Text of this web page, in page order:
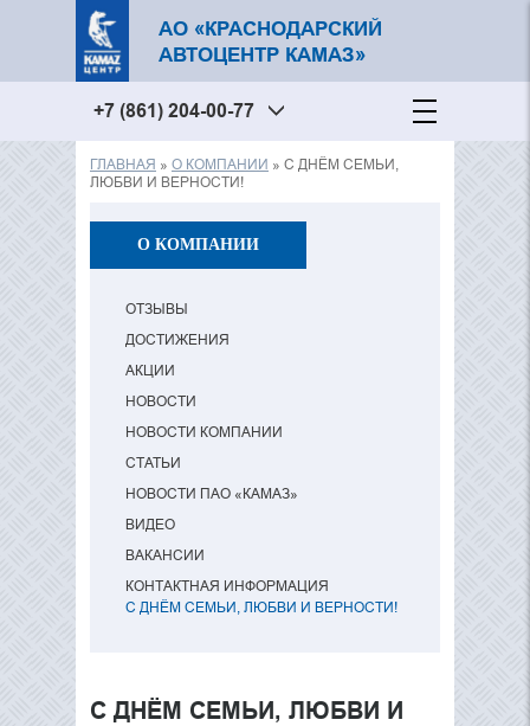
+7 (861) 204-00-77
АО «КРАСНОДАРСКИЙ
АВТОЦЕНТР КАМАЗ»
Вы здесь
ГЛАВНАЯ » О КОМПАНИИ » С ДНЁМ СЕМЬИ,
ЛЮБВИ И ВЕРНОСТИ!
О КОМПАНИИ
ОТЗЫВЫ
ДОСТИЖЕНИЯ
АКЦИИ
НОВОСТИ
НОВОСТИ КОМПАНИИ
СТАТЬИ
НОВОСТИ ПАО «КАМАЗ»
ВИДЕО
ВАКАНСИИ
КОНТАКТНАЯ ИНФОРМАЦИЯ
С ДНЁМ СЕМЬИ, ЛЮБВИ И ВЕРНОСТИ!
С ДНЁМ СЕМЬИ, ЛЮБВИ И